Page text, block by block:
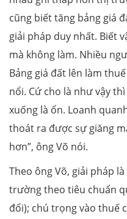
cũng biết tăng bảng giá
giải pháp duy nhất. Biết
mà không làm. Nhiều
Bảng giá đất lên làm
nổi. Cứ cho là như vậy
xuống là ổn. Loanh
thoát ra được sự giăng
hơn”, ông Võ nói.
Theo ông Võ, giải pháp
trường theo tiêu chuẩn
đổi); chú trọng vào thuế